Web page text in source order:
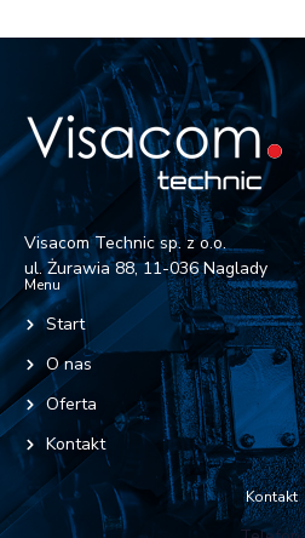
Visacom Technic sp. z o.o.
ul. Żurawia 88, 11-036 Naglady
Menu
Start
O nas
Oferta
Kontakt
Kontakt